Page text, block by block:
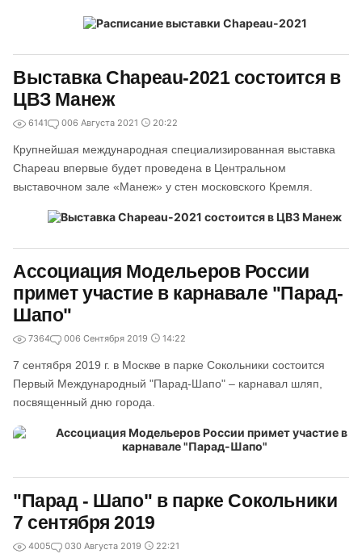
Выставка Chapeau-2021 состоится в
ЦВЗ Манеж
6141 006 Августа 2021 20:22
Крупнейшая международная специализированная выставка
Chapeau впервые будет проведена в Центральном
выставочном зале «Манеж» у стен московского Кремля.
Ассоциация Модельеров России
примет участие в карнавале "Парад-
Шапо"
7364 006 Сентября 2019 14:22
7 сентября 2019 г. в Москве в парке Сокольники состоится
Первый Международный "Парад-Шапо" – карнавал шляп,
посвященный дню города.
"Парад - Шапо" в парке Сокольники
7 сентября 2019
4005 030 Августа 2019 22:21